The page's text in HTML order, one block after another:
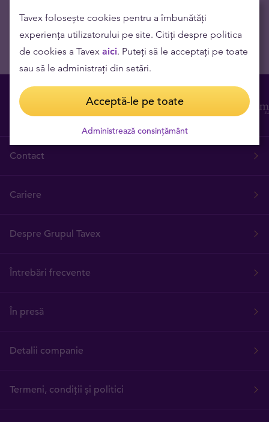
Contact
Cariere
Despre Grupul Tavex
Întrebări frecvente
În presă
Detalii companie
Termeni, condiții și politici
Tavex folosește cookies pentru a îmbunătăți
experiența utilizatorului pe site. Citiți despre politica
de cookies a Tavex aici. Puteți să le acceptați pe toate
sau să le administrați din setări.
Acceptă-le pe toate
Administrează consințământ